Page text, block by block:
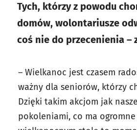
Tych, którzy z powodu
domów, wolontariusze
coś nie do przecenienia –
– Wielkanoc jest czasem
ważny dla seniorów, którzy
Dzięki takim akcjom jak
pokoleniami, co ma